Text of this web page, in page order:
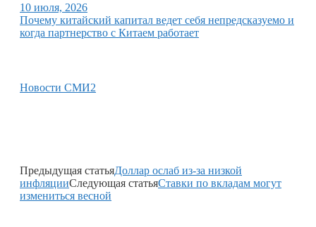
10 июля, 2026
Почему китайский капитал ведет себя непредсказуемо и
когда партнерство с Китаем работает
Новости СМИ2
Предыдущая статьяДоллар ослаб из-за низкой
инфляцииСледующая статьяСтавки по вкладам могут
измениться весной